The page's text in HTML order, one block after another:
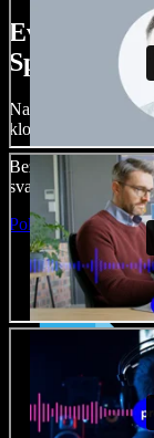
Evo malog
Speechify
Napravite voice
klonirajte svoj glas i
Bez učenja i sve
svaku kreativnu ideju.
Pokreni Studio